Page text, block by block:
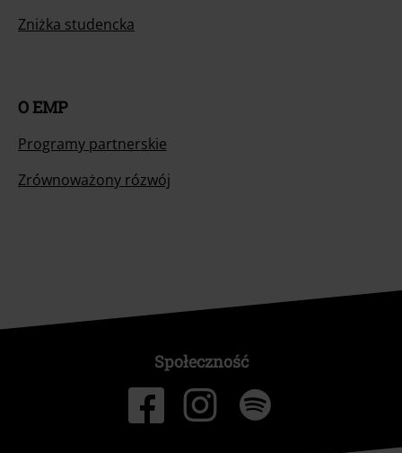
Zniżka studencka
O EMP
Programy partnerskie
Zrównoważony rózwój
Społeczność